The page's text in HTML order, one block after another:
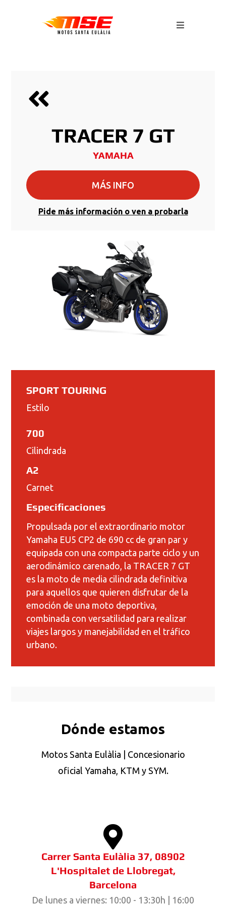
TRACER 7 GT
YAMAHA
MÁS INFO
Pide más información o ven a probarla
SPORT TOURING
Estilo
700
Cilindrada
A2
Carnet
Especificaciones
Propulsada por el extraordinario motor
Yamaha EU5 CP2 de 690 cc de gran par y
equipada con una compacta parte ciclo y un
aerodinámico carenado, la TRACER 7 GT
es la moto de media cilindrada definitiva
para aquellos que quieren disfrutar de la
emoción de una moto deportiva,
combinada con versatilidad para realizar
viajes largos y manejabilidad en el tráfico
urbano.
Dónde estamos
Motos Santa Eulàlia | Concesionario
oficial Yamaha, KTM y SYM.
Carrer Santa Eulàlia 37, 08902
L'Hospitalet de Llobregat,
Barcelona
De lunes a viernes: 10:00 - 13:30h | 16:00